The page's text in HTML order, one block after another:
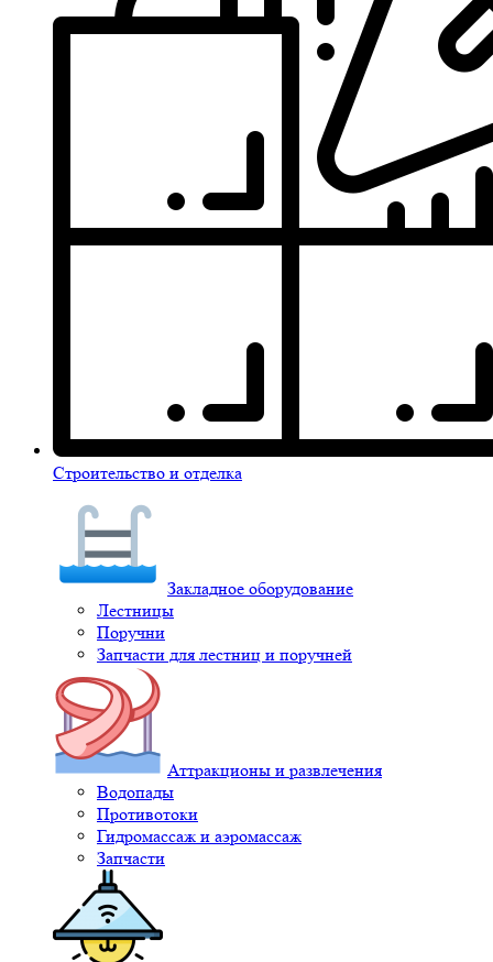
Строительство и отделка
Закладное оборудование
Лестницы
Поручни
Запчасти для лестниц и поручней
Аттракционы и развлечения
Водопады
Противотоки
Гидромассаж и аэромассаж
Запчасти